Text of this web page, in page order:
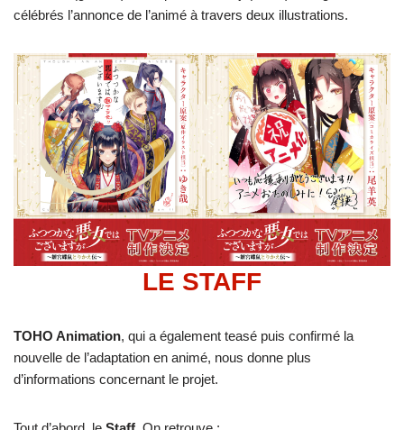
célébrés l’annonce de l’animé à travers deux illustrations.
LE STAFF
TOHO Animation, qui a également teasé puis confirmé la
nouvelle de l’adaptation en animé, nous donne plus
d’informations concernant le projet.